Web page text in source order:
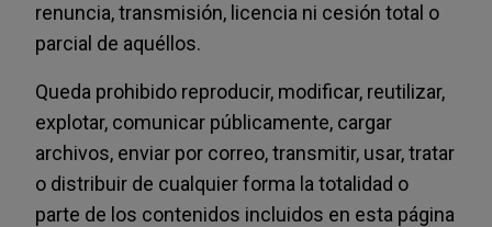
renuncia, transmisión, licencia ni cesión total o
parcial de aquéllos.
Queda prohibido reproducir, modificar, reutilizar,
explotar, comunicar públicamente, cargar
archivos, enviar por correo, transmitir, usar, tratar
o distribuir de cualquier forma la totalidad o
parte de los contenidos incluidos en esta página